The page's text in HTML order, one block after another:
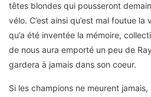
têtes blondes qui pousseront
vélo. C’est ainsi qu’est mal foutue la
qu’a été inventée la mémoire,
de nous aura emporté un peu de
gardera à jamais dans son coeur.
Si les champions ne meurent